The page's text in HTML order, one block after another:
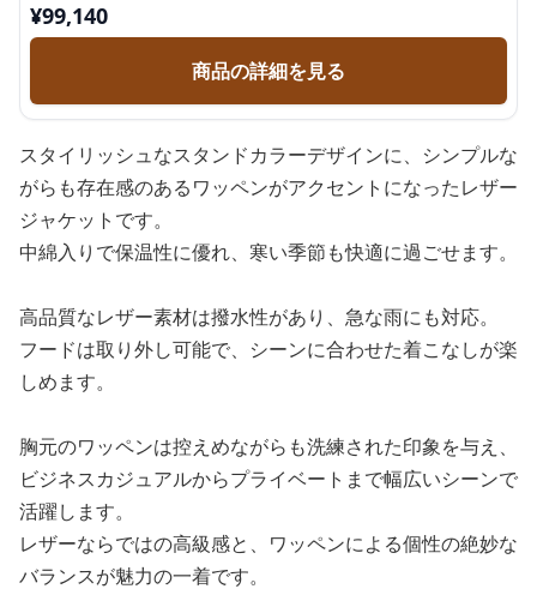
¥99,140
商品の詳細を見る
スタイリッシュなスタンドカラーデザインに、シンプルな
がらも存在感のあるワッペンがアクセントになったレザー
ジャケットです。
中綿入りで保温性に優れ、寒い季節も快適に過ごせます。
高品質なレザー素材は撥水性があり、急な雨にも対応。
フードは取り外し可能で、シーンに合わせた着こなしが楽
しめます。
胸元のワッペンは控えめながらも洗練された印象を与え、
ビジネスカジュアルからプライベートまで幅広いシーンで
活躍します。
レザーならではの高級感と、ワッペンによる個性の絶妙な
バランスが魅力の一着です。